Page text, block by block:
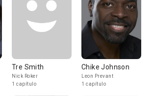
Tre Smith
Nick Roker
1 capítulo
Chike Johnson
Leon Prevant
1 capítulo